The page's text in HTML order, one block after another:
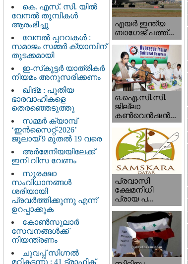
കെ. എസ്. സി. യിൽ
വേനൽ തുമ്പികൾ
ആരംഭിച്ചു
വേനൽ പ്പറവകൾ :
സമാജം സമ്മർ ക്യാമ്പിന്
തുടക്കമായി
ഇ-സ്‌കൂട്ടർ യാത്രികർ
നിയമം അനുസരിക്കണം
ഖിദ്മ : പുതിയ
ഭാരവാഹികളെ
തെരഞ്ഞെടുത്തു
സമ്മർ ക്യാമ്പ്
‘ഇൻസൈറ്റ്-2026’
ജൂലായ് 9 മുതൽ 19 വരെ
അർമേനിയയിലേക്ക്
ഇനി വിസ വേണം
സുരക്ഷാ
സംവിധാനങ്ങൾ
ശരിയായി
പ്രവർത്തിക്കുന്നു എന്ന്
ഉറപ്പാക്കുക
കോൺസുലാർ
സേവനങ്ങൾക്ക്
നിയന്ത്രണം
ചുവപ്പ് സിഗ്നൽ
മറികടന്നു : 41 ട്രാഫിക്
എയര്‍ ഇന്ത്യ
ബാഗേജ് പത്ത്...
ഒ.ഐ.സി.സി.
ജില്ലാ
കൺവെൻഷൻ...
പ്രവാസി
ക്ഷേമനിധി
പ്രായ പ...